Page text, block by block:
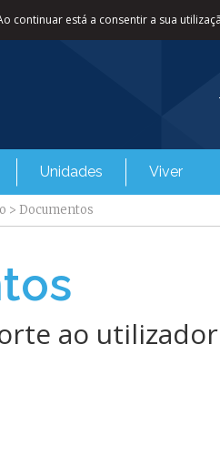
continuar está a consentir a sua
Unidades Viver
> Documentos
ao utilizador